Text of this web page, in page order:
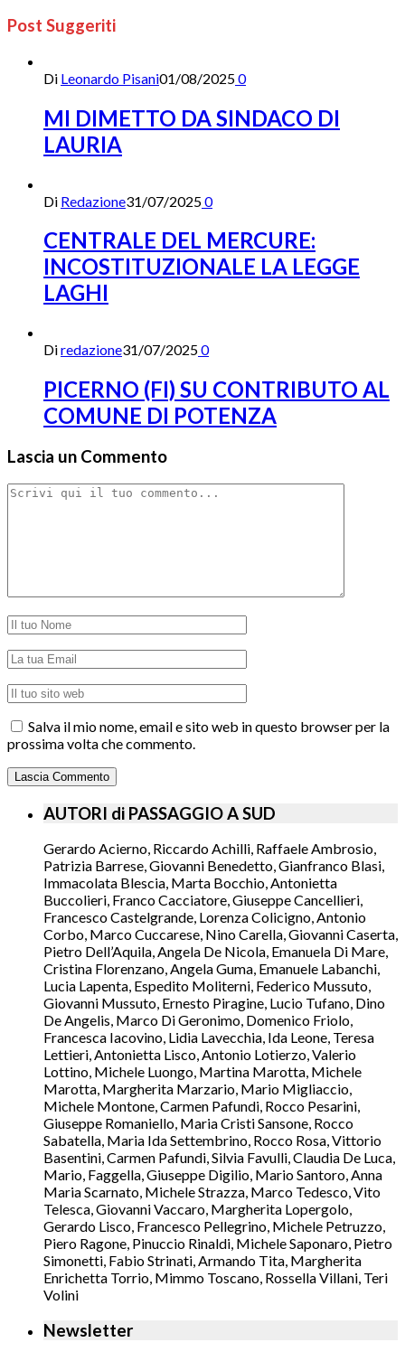
Post Suggeriti
Di Leonardo Pisani01/08/20250
MI DIMETTO DA SINDACO DI
LAURIA
Di Redazione31/07/20250
CENTRALE DEL MERCURE:
INCOSTITUZIONALE LA LEGGE
LAGHI
Diredazione31/07/20250
PICERNO (FI) SU CONTRIBUTO AL
COMUNE DI POTENZA
Lascia un Commento
Salva il mio nome, email e sito web in questo browser per la
prossima volta che commento.
AUTORI di PASSAGGIO A SUD
Gerardo Acierno, Riccardo Achilli, Raffaele Ambrosio,
Patrizia Barrese, Giovanni Benedetto, Gianfranco Blasi,
Immacolata Blescia, Marta Bocchio, Antonietta
Buccolieri, Franco Cacciatore, Giuseppe Cancellieri,
Francesco Castelgrande, Lorenza Colicigno, Antonio
Corbo, Marco Cuccarese, Nino Carella, Giovanni Caserta,
Pietro Dell’Aquila, Angela De Nicola, Emanuela Di Mare,
Cristina Florenzano, Angela Guma, Emanuele Labanchi,
Lucia Lapenta, Espedito Moliterni, Federico Mussuto,
Giovanni Mussuto, Ernesto Piragine, Lucio Tufano, Dino
De Angelis, Marco Di Geronimo, Domenico Friolo,
Francesca Iacovino, Lidia Lavecchia, Ida Leone, Teresa
Lettieri, Antonietta Lisco, Antonio Lotierzo, Valerio
Lottino, Michele Luongo, Martina Marotta, Michele
Marotta, Margherita Marzario, Mario Migliaccio,
Michele Montone, Carmen Pafundi, Rocco Pesarini,
Giuseppe Romaniello, Maria Cristi Sansone, Rocco
Sabatella, Maria Ida Settembrino, Rocco Rosa, Vittorio
Basentini, Carmen Pafundi, Silvia Favulli, Claudia De Luca,
Mario, Faggella, Giuseppe Digilio, Mario Santoro, Anna
Maria Scarnato, Michele Strazza, Marco Tedesco, Vito
Telesca, Giovanni Vaccaro, Margherita Lopergolo,
Gerardo Lisco, Francesco Pellegrino, Michele Petruzzo,
Piero Ragone, Pinuccio Rinaldi, Michele Saponaro, Pietro
Simonetti, Fabio Strinati, Armando Tita, Margherita
Enrichetta Torrio, Mimmo Toscano, Rossella Villani, Teri
Volini
Newsletter